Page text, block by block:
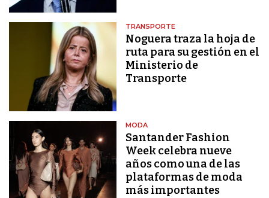
TRANSPORTE
Noguera traza la hoja de
ruta para su gestión en el
Ministerio de
Transporte
MODA
Santander Fashion
Week celebra nueve
años como una de las
plataformas de moda
más importantes